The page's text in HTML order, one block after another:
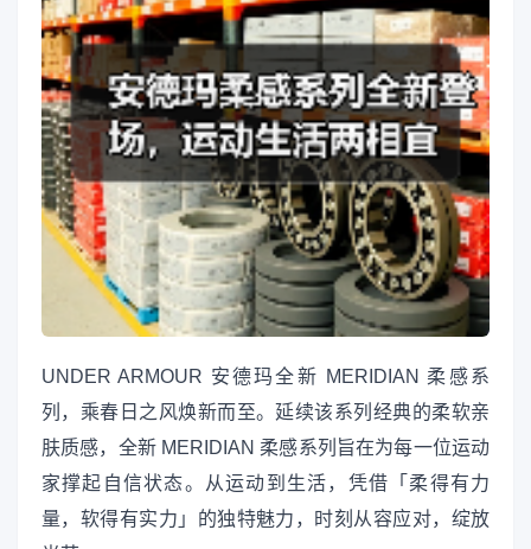
UNDER ARMOUR 安德玛全新 MERIDIAN 柔感系
列，乘春日之风焕新而至。延续该系列经典的柔软亲
肤质感，全新 MERIDIAN 柔感系列旨在为每一位运动
家撑起自信状态。从运动到生活，凭借「柔得有力
量，软得有实力」的独特魅力，时刻从容应对，绽放